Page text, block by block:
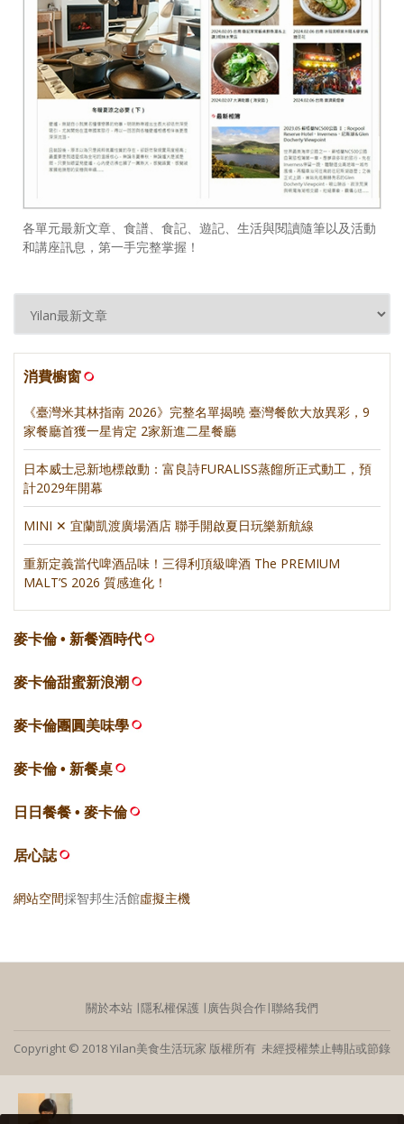
各單元最新文章、食譜、食記、遊記、生活與閱讀隨筆以及活動
和講座訊息，第一手完整掌握！
消費櫥窗
《臺灣米其林指南 2026》完整名單揭曉 臺灣餐飲大放異彩，9
家餐廳首獲一星肯定 2家新進二星餐廳
日本威士忌新地標啟動：富良詩FURALISS蒸餾所正式動工，預
計2029年開幕
MINI ✕ 宜蘭凱渡廣場酒店 聯手開啟夏日玩樂新航線
重新定義當代啤酒品味！三得利頂級啤酒 The PREMIUM
MALT’S 2026 質感進化！
麥卡倫 • 新餐酒時代
麥卡倫甜蜜新浪潮
麥卡倫團圓美味學
麥卡倫 • 新餐桌
日日餐餐 • 麥卡倫
居心誌
網站空間採智邦生活館虛擬主機
關於本站 ∣隱私權保護 ∣廣告與合作∣聯絡我們
Copyright © 2018 Yilan美食生活玩家 版權所有 未經授權禁止轉貼或節錄